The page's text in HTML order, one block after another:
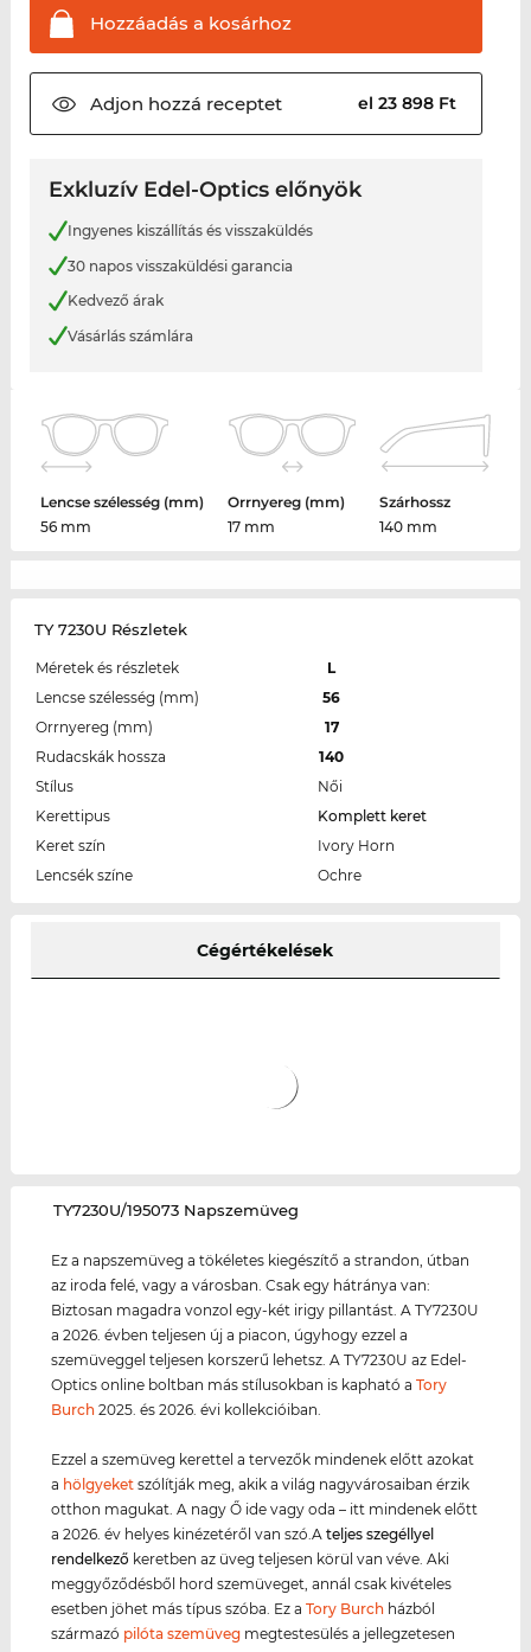
Hozzáadás a kosárhoz
Adjon hozzá receptet el 23 898 Ft
Exkluzív Edel-Optics előnyök
Ingyenes kiszállítás és visszaküldés
30 napos visszaküldési garancia
Kedvező árak
Vásárlás számlára
Lencse szélesség (mm)
56 mm
Orrnyereg (mm)
17 mm
Szárhossz
140 mm
TY 7230U Részletek
Méretek és részletek
L
Lencse szélesség (mm)
56
Orrnyereg (mm)
17
Rudacskák hossza
140
Stílus
Női
Kerettipus
Komplett keret
Keret szín
Ivory Horn
Lencsék színe
Ochre
Cégértékelések
‌TY7230U/195073 Napszemüveg
Ez a napszemüveg a tökéletes kiegészítő a strandon, útban
az iroda felé, vagy a városban. Csak egy hátránya van:
Biztosan magadra vonzol egy-két irigy pillantást. A TY7230U
a 2026. évben teljesen új a piacon, úgyhogy ezzel a
szemüveggel teljesen korszerű lehetsz. A TY7230U az Edel-
Optics online boltban más stílusokban is kapható aTory
Burch 2025. és 2026. évi kollekcióiban.
Ezzel a szemüveg kerettel a tervezők mindenek előtt azokat
a hölgyeket szólítják meg, akik a világ nagyvárosaiban érzik
otthon magukat. A nagy Ő ide vagy oda – itt mindenek előtt
a 2026. év helyes kinézetéről van szó.Ateljes szegéllyel
rendelkező keretben az üveg teljesen körül van véve. Aki
meggyőződésből hord szemüveget, annál csak kivételes
esetben jöhet más típus szóba. Ez aTory Burch házból
származó pilóta szemüveg megtestesülés a jellegzetesen